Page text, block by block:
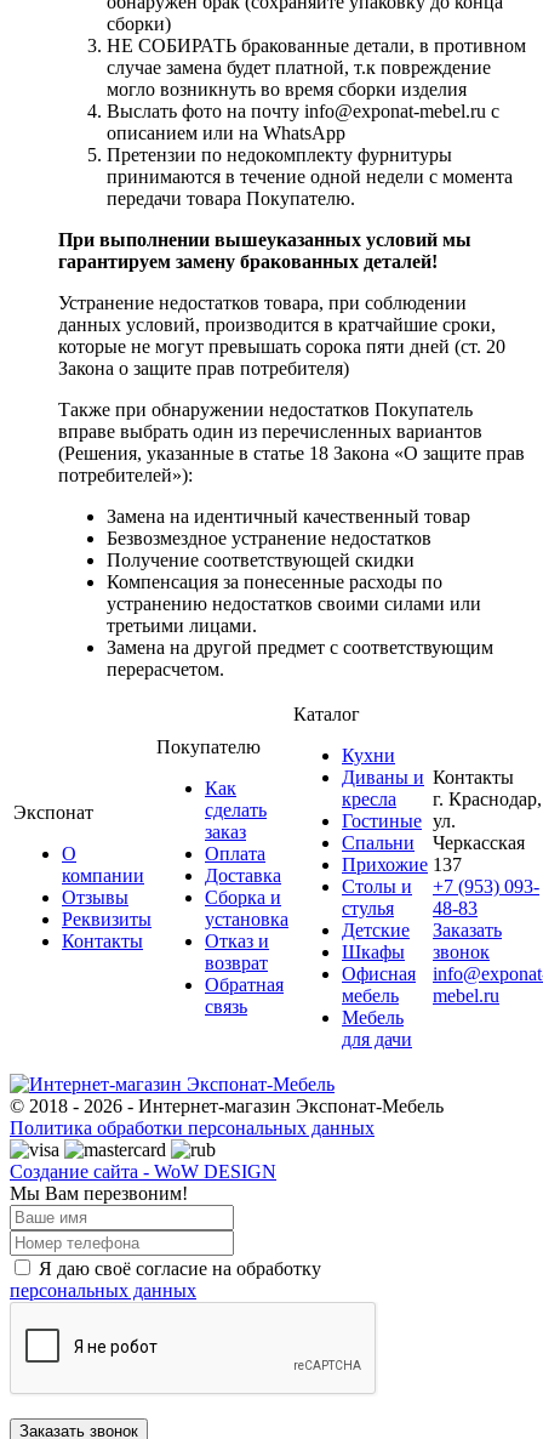
сборки)
НЕ СОБИРАТЬ бракованные детали, в противном
случае замена будет платной, т.к повреждение
могло возникнуть во время сборки изделия
Выслать фото на почту info@exponat-mebel.ru с
описанием или на WhatsApp
Претензии по недокомплекту фурнитуры
принимаются в течение одной недели с момента
передачи товара Покупателю.
При выполнении вышеуказанных условий мы
гарантируем замену бракованных деталей!
Устранение недостатков товара, при соблюдении
данных условий, производится в кратчайшие сроки,
которые не могут превышать сорока пяти дней (ст. 20
Закона о защите прав потребителя)
Также при обнаружении недостатков Покупатель
вправе выбрать один из перечисленных вариантов
(Решения, указанные в статье 18 Закона «О защите прав
потребителей»):
Замена на идентичный качественный товар
Безвозмездное устранение недостатков
Получение соответствующей скидки
Компенсация за понесенные расходы по
устранению недостатков своими силами или
третьими лицами.
Замена на другой предмет с соответствующим
перерасчетом.
Экспонат
О
компании
Отзывы
Реквизиты
Контакты
Покупателю
Как
сделать
заказ
Оплата
Доставка
Сборка и
установка
Отказ и
возврат
Обратная
связь
Каталог
Кухни
Диваны и
кресла
Гостиные
Спальни
Прихожие
Столы и
стулья
Детские
Шкафы
Офисная
мебель
Мебель
для дачи
Контакты
г. Краснодар,
ул.
Черкасская
137
+7 (953) 093-
48-83
Заказать
звонок
mebel.ru
© 2018 - 2026 - Интернет-магазин Экспонат-Мебель
Политика обработки персональных данных
Создание сайта - WoW DESIGN
Мы Вам перезвоним!
Я даю своё согласие на обработку
персональных данных